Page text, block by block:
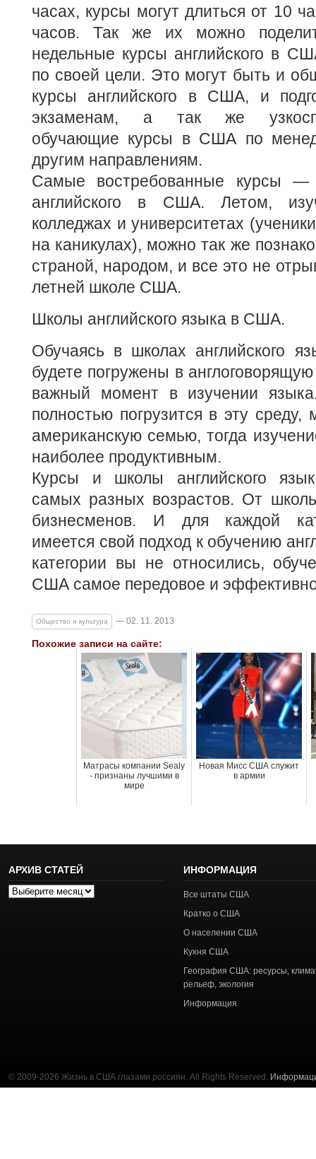
часах, курсы могут длиться от 10
часов. Так же их можно
недельные курсы английского в
по своей цели. Это могут быть и
курсы английского в США, и
экзаменам, а так же
обучающие курсы в США по
другим направлениям.
Самые востребованные курсы —
английского в США. Летом,
колледжах и университетах
на каникулах), можно так же
страной, народом, и все это не
летней школе США.
Школы английского языка в США.
Обучаясь в школах английского
будете погружены в
важный момент в изучении
полностью погрузится в эту среду,
американскую семью, тогда
наиболее продуктивным.
Курсы и школы английского
самых разных возрастов. От
бизнесменов. И для каждой
имеется свой подход к обучению
категории вы не относились,
США самое передовое и
Общество и культура — 02. 11. 2013
Похожие записи на сайте:
Матрасы компании Sealy
- признаны лучшими в
мире
Новая Мисс США служит
в армии
АРХИВ СТАТЕЙ
Архив
ИНФОРМАЦИЯ
Все штаты США
Кратко о США
О населении США
Кухня США
География США: ресурсы,
рельеф, экология
Информация
© 2009-2026 Жизнь в США глазами россиян. All Rights Reserved.